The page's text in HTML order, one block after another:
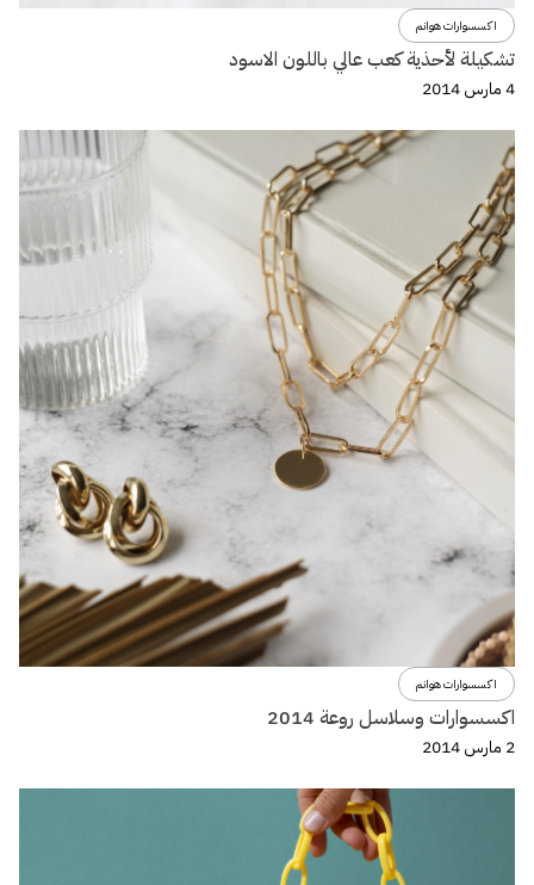
اكسسوارات هوانم
تشكيلة لأحذية كعب عالي باللون الاسود
4 مارس 2014
اكسسوارات هوانم
اكسسوارات وسلاسل روعة 2014
2 مارس 2014